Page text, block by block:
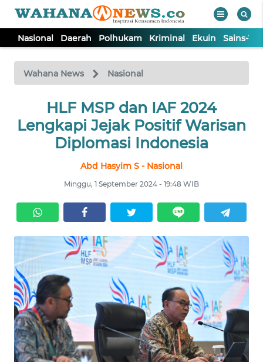
Nasional Daerah Polhukam Kriminal Ekuin Sains-
Wahana News Nasional
HLF MSP dan IAF 2024
Lengkapi Jejak Positif Warisan
Diplomasi Indonesia
Abd Hasyim S - Nasional
Minggu, 1 September 2024 - 19:48 WIB
TV
Tutup
NASIONAL
KRIMINAL
EKUIN
SAINS-TEKNO
KESEHATAN
INTERNASIONAL